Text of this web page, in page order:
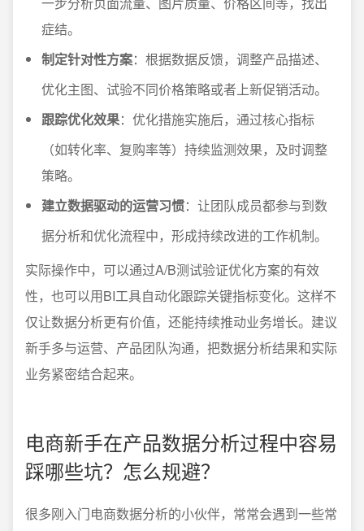
症结。
制定针对性方案：根据数据反馈，调整产品描述、
优化主图、试验不同价格策略或者上新促销活动。
跟踪优化效果：优化措施实施后，通过核心指标
（如转化率、复购率等）持续监测效果，及时调整
策略。
建立数据驱动的运营习惯：让团队成员都参与到数
据分析和优化流程中，形成持续改进的工作机制。
实际操作中，可以通过A/B测试验证优化方案的有效
性，也可以用BI工具自动化跟踪关键指标变化。这样不
仅让数据分析更有价值，还能持续推动业务增长。建议
新手多与运营、产品团队沟通，把数据分析结果和实际
业务紧密结合起来。
电商新手在产品数据分析过程中容易
踩哪些坑？怎么规避？
很多刚入门电商数据分析的小伙伴，常常会遇到一些常